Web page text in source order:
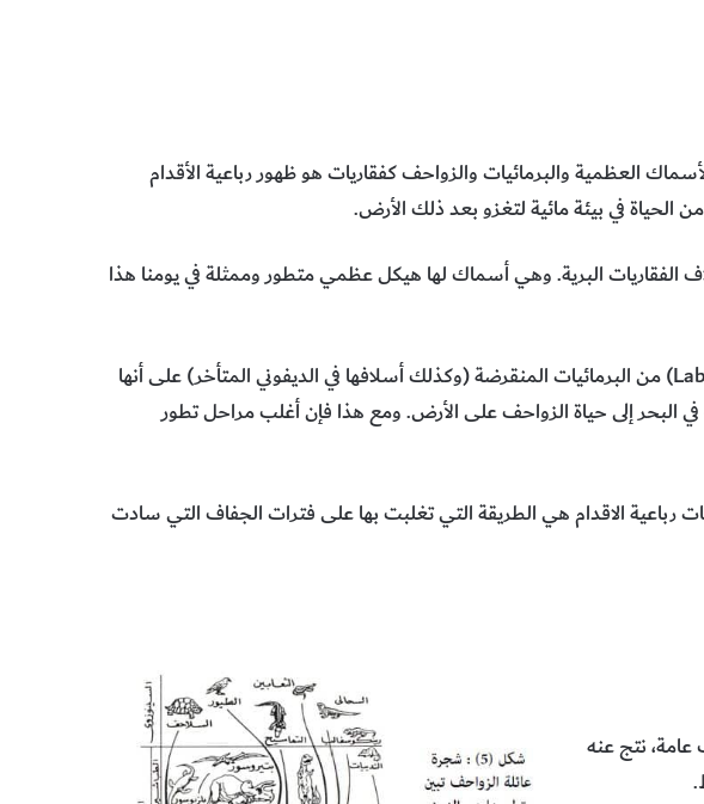
العظمية والبرمائيات والزواحف كفقاريات هو ظهور رباعية الأقدام
في بيئة مائية لتغزو بعد ذلك الأرض.
الفقاريات البرية. وهي أسماك لها هيكل عظمي متطور وممثلة في يومنا هذا
) من البرمائيات المنقرضة (وكذلك أسلافها في الديفوني المتأخر) على أنها
البحر إلى حياة الزواحف على الأرض. ومع هذا فإن أغلب مراحل تطور
رباعية الاقدام هي الطريقة التي تغلبت بها على فترات الجفاف التي سادت
نتج عنه